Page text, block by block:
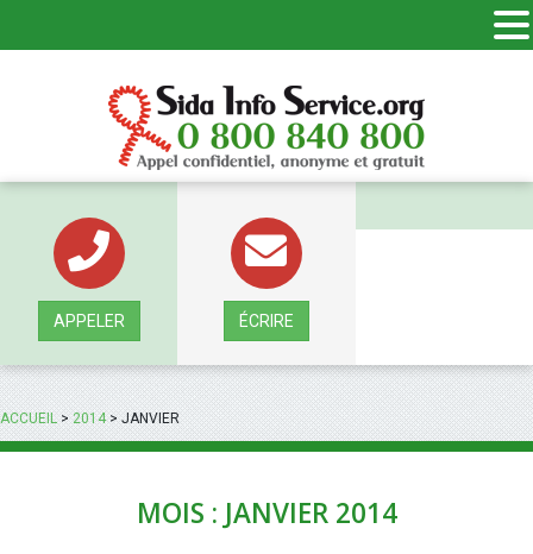
APPELER ÉCRIRE
ACCUEIL>2014> JANVIER
MOIS : JANVIER 2014